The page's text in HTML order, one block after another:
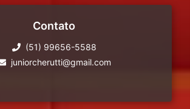
Contato
(51) 99656-5588
juniorcherutti@gmail.com